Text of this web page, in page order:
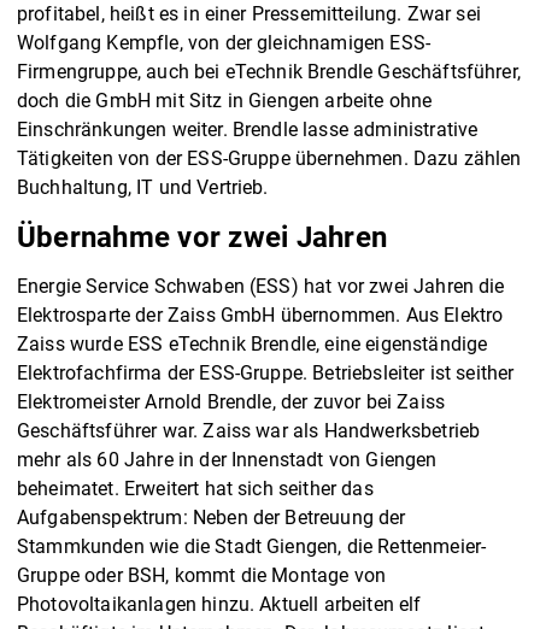
profitabel, heißt es in einer Pressemitteilung. Zwar sei
Wolfgang Kempfle, von der gleichnamigen ESS-
Firmengruppe, auch bei eTechnik Brendle Geschäftsführer,
doch die GmbH mit Sitz in Giengen arbeite ohne
Einschränkungen weiter. Brendle lasse administrative
Tätigkeiten von der ESS-Gruppe übernehmen. Dazu zählen
Buchhaltung, IT und Vertrieb.
Übernahme vor zwei Jahren
Energie Service Schwaben (ESS) hat vor zwei Jahren die
Elektrosparte der Zaiss GmbH übernommen. Aus Elektro
Zaiss wurde ESS eTechnik Brendle, eine eigenständige
Elektrofachfirma der ESS-Gruppe. Betriebsleiter ist seither
Elektromeister Arnold Brendle, der zuvor bei Zaiss
Geschäftsführer war. Zaiss war als Handwerksbetrieb
mehr als 60 Jahre in der Innenstadt von Giengen
beheimatet. Erweitert hat sich seither das
Aufgabenspektrum: Neben der Betreuung der
Stammkunden wie die Stadt Giengen, die Rettenmeier-
Gruppe oder BSH, kommt die Montage von
Photovoltaikanlagen hinzu. Aktuell arbeiten elf